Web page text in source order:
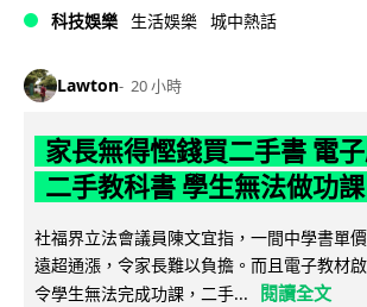
科技娛樂 生活娛樂 城中熱話
Lawton 20 小時
家長無得慳錢買二手書 電
二手教科書 學生無法做功課
社福界立法會議員陳文宜指，一間中學書單
遠超通漲，令家長難以負擔。而且電子教材
令學生無法完成功課，二手...
閱讀全文